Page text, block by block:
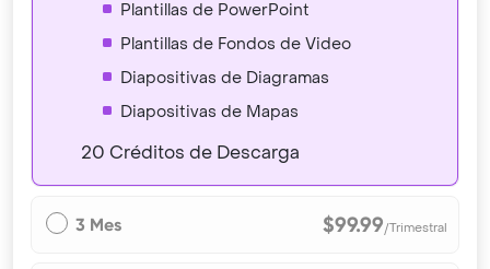
Plantillas de PowerPoint
Plantillas de Fondos de Video
Diapositivas de Diagramas
Diapositivas de Mapas
20 Créditos de Descarga
3 Mes $99.99/Trimestral